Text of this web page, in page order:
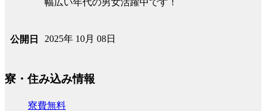
幅広い年代の男女活躍中です！
公開日 2025年 10月 08日
寮・住み込み情報
寮費無料